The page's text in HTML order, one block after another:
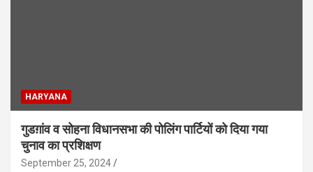
HARYANA
गुडग़ांव व सोहना विधानसभा की पोलिंग पार्टियों को दिया गया
चुनाव का प्रशिक्षण
September 25, 2024